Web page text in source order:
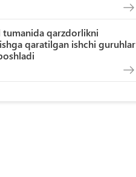
tumanida qarzdorlikni
qaratilgan ishchi guruhlar